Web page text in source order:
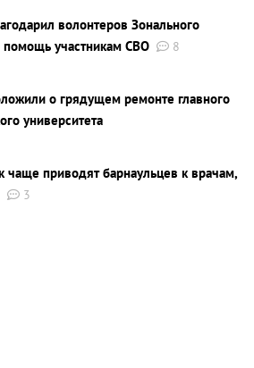
волонтеров Зонального
помощь участникам СВО
8
о грядущем ремонте главного
университета
приводят барнаульцев к врачам,
3